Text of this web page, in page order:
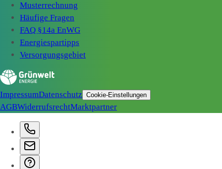
Musterrechnung
Häufige Fragen
FAQ §14a EnWG
Energiespartipps
Versorgungsgebiet
ImpressumDatenschutz Cookie-Einstellungen
AGBWiderrufsrechtMarktpartner